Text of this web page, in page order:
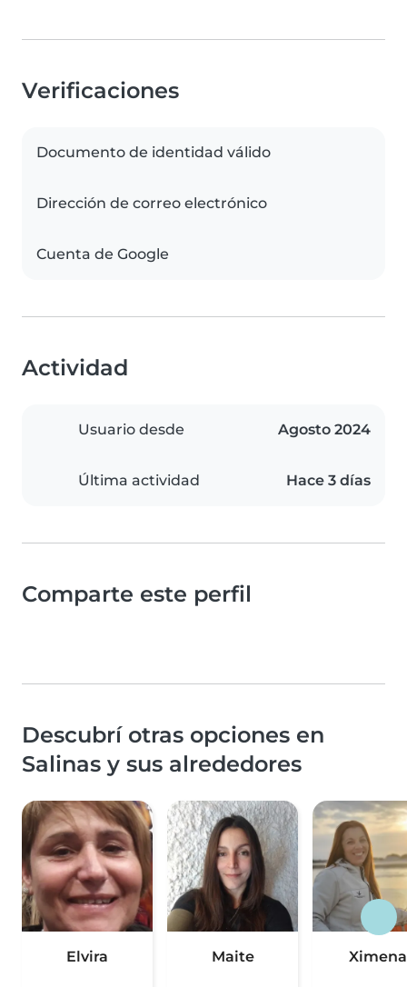
Verificaciones
Documento de identidad válido
Dirección de correo electrónico
Cuenta de Google
Actividad
Usuario desde Agosto 2024
Última actividad Hace 3 días
Comparte este perfil
Descubrí otras opciones en
Salinas y sus alrededores
Elvira Maite Ximena